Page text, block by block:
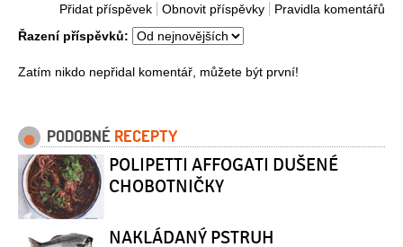
Pravidla komentářů
Obnovit příspěvky
Přidat příspěvek
Řazení příspěvků:
Zatím nikdo nepřidal komentář, můžete být první!
PODOBNÉ RECEPTY
POLIPETTI AFFOGATI DUŠENÉ
CHOBOTNIČKY
NAKLÁDANÝ PSTRUH